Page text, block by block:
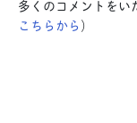
多くのコメントを
こちらから）